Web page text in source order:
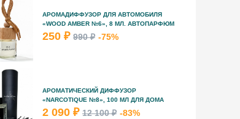
АРОМАДИФФУЗОР ДЛЯ АВТОМОБИЛЯ
«WOOD AMBER №6», 8 МЛ. АВТОПАРФЮМ
250 ₽ 990 ₽ -75%
АРОМАТИЧЕСКИЙ ДИФФУЗОР
«NARCOTIQUE №8», 100 МЛ ДЛЯ ДОМА
2 090 ₽ 12 100 ₽ -83%